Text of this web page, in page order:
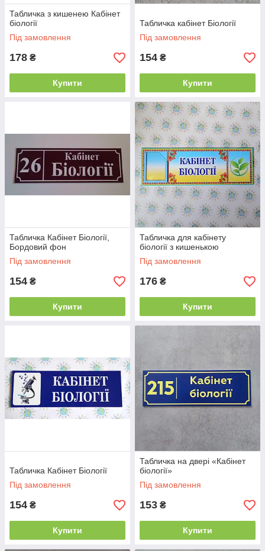
Табличка з кишенею Кабінет
біології
Під замовлення
178 ₴
Купити
Табличка кабінет Біології
Під замовлення
154 ₴
Купити
Табличка Кабінет Біології,
Бордовий фон
Під замовлення
154 ₴
Купити
Табличка для кабінету
біології з кишенькою
Під замовлення
176 ₴
Купити
Табличка Кабінет Біології
Під замовлення
154 ₴
Купити
Табличка на двері «Кабінет
біології»
Під замовлення
153 ₴
Купити